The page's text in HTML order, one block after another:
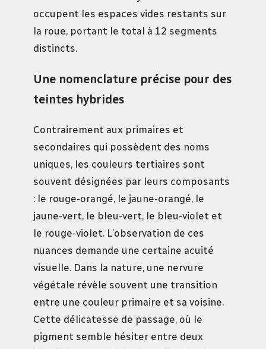
occupent les espaces vides restants sur
la roue, portant le total à 12 segments
distincts.
Une nomenclature précise pour des
teintes hybrides
Contrairement aux primaires et
secondaires qui possèdent des noms
uniques, les couleurs tertiaires sont
souvent désignées par leurs composants
: le rouge-orangé, le jaune-orangé, le
jaune-vert, le bleu-vert, le bleu-violet et
le rouge-violet. L’observation de ces
nuances demande une certaine acuité
visuelle. Dans la nature, une nervure
végétale révèle souvent une transition
entre une couleur primaire et sa voisine.
Cette délicatesse de passage, où le
pigment semble hésiter entre deux